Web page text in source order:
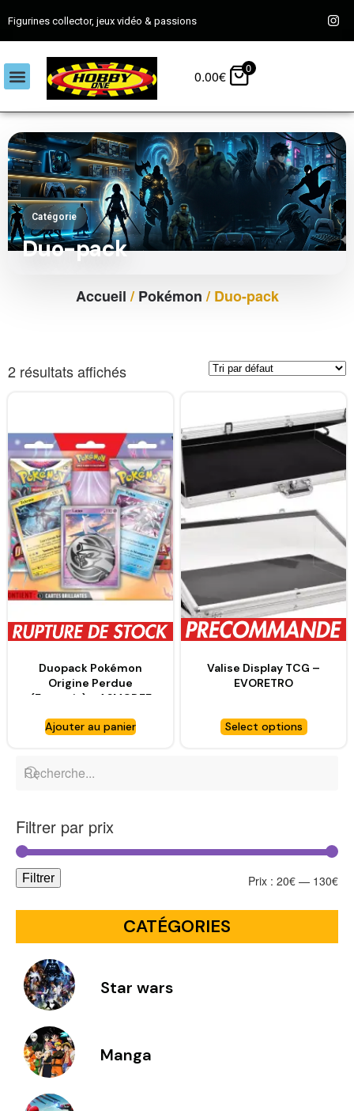
Figurines collector, jeux vidéo & passions
0.00€ 0
Catégorie
Duo-pack
Accueil /Pokémon / Duo-pack
2 résultats affichés
Duopack Pokémon
Origine Perdue
(Français) – ASMODEE
Ajouter au panier
Valise Display TCG –
EVORETRO
Select options
Filtrer par prix
Filtrer Prix : 20€ — 130€
CATÉGORIES
Star wars
Manga